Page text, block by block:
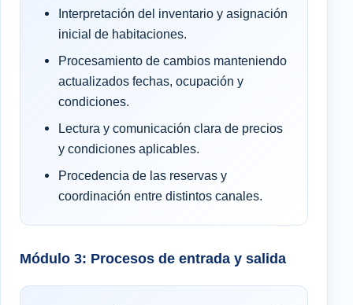
Interpretación del inventario y asignación
inicial de habitaciones.
Procesamiento de cambios manteniendo
actualizados fechas, ocupación y
condiciones.
Lectura y comunicación clara de precios
y condiciones aplicables.
Procedencia de las reservas y
coordinación entre distintos canales.
Módulo 3: Procesos de entrada y salida